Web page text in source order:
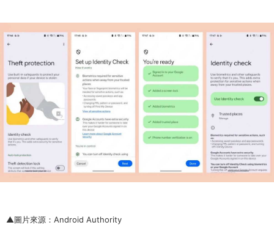
▲圖片來源：Android Authority